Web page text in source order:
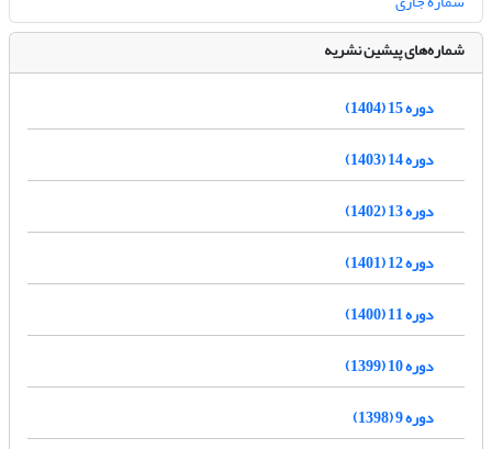
شماره‌های پیشین نشریه
دوره 15 (1404)
دوره 14 (1403)
دوره 13 (1402)
دوره 12 (1401)
دوره 11 (1400)
دوره 10 (1399)
دوره 9 (1398)